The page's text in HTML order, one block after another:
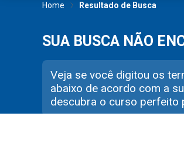
Home Resultado de Busca
SUA BUSCA NÃO
Veja se você digitou os
abaixo de acordo com a
descubra o curso perfeito